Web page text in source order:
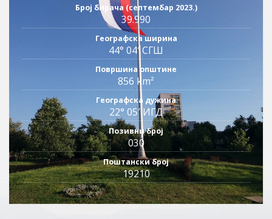
Број бирача (септембар 2023.)
39.990
Географска ширина
44° 04′ СГШ
Површина општине
856 km²
Географска дужина
22° 05′ ИГД
Позивни број
030
Поштански број
19210